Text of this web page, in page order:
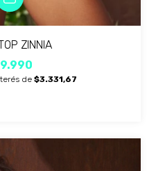
ZINNIA
de $3.331,67